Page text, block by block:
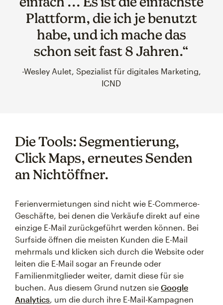
Plattform, die ich je benutzt
habe, und ich mache das
schon seit fast 8 Jahren.“
-Wesley Aulet, Spezialist für digitales Marketing,
ICND
Die Tools: Segmentierung,
Click Maps, erneutes Senden
an Nichtöffner.
Ferienvermietungen sind nicht wie E-Commerce-
Geschäfte, bei denen die Verkäufe direkt auf eine
einzige E-Mail zurückgeführt werden können. Bei
Surfside öffnen die meisten Kunden die E-Mail
mehrmals und klicken sich durch die Website oder
leiten die E-Mail sogar an Freunde oder
Familienmitglieder weiter, damit diese für sie
buchen. Aus diesem Grund nutzen sie Google
Analytics, um die durch ihre E-Mail-Kampagnen